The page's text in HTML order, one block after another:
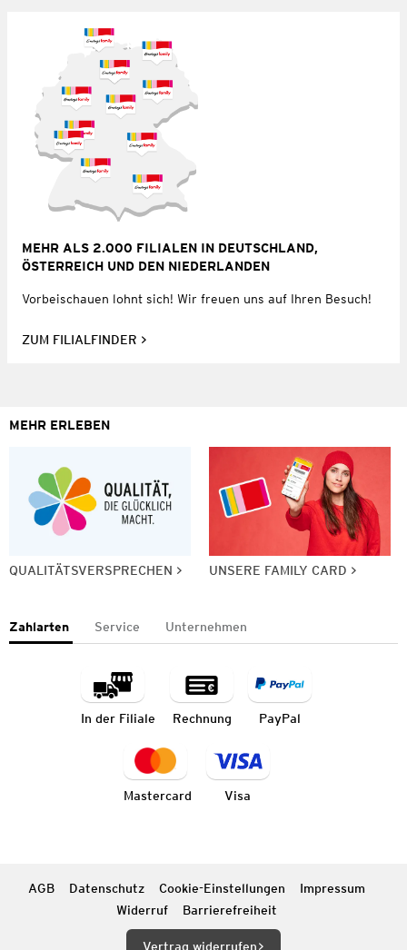
MEHR ALS 2.000 FILIALEN IN DEUTSCHLAND,
ÖSTERREICH UND DEN NIEDERLANDEN
Vorbeischauen lohnt sich! Wir freuen uns auf Ihren Besuch!
ZUM FILIALFINDER
MEHR ERLEBEN
QUALITÄTSVERSPRECHEN UNSERE FAMILY CARD
Zahlarten Service Unternehmen
In der Filiale Rechnung PayPal
Mastercard Visa
AGB Datenschutz Cookie-Einstellungen
Impressum
Widerruf
Barrierefreiheit
Vertrag widerrufen